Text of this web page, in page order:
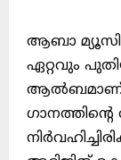
ആബാ
ഏറ്റവും
ആൽബമാണ്